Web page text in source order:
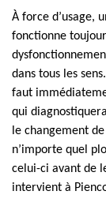
À force d’usage,
fonctionne
dans tous les
faut
qui
le changement
n’importe quel
celui-ci avant de
intervient à